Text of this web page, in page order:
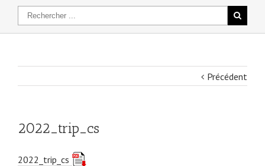
Précédent
2022_trip_cs
2022_trip_cs